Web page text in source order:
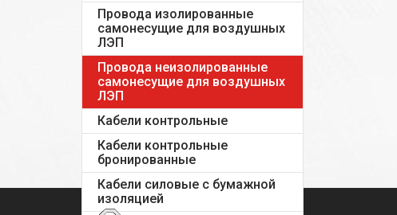
Провода изолированные
самонесущие для воздушных
ЛЭП
Провода неизолированные
самонесущие для воздушных
ЛЭП
Кабели контрольные
Кабели контрольные
бронированные
Кабели силовые с бумажной
изоляцией